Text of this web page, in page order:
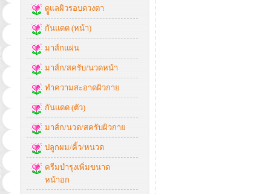
ดููแลผิวรอบดวงตา
กันแดด (หน้า)
มาส์กแผ่น
มาส์ก/สครับ/นวดหน้า
ทำความสะอาดผิวกาย
กันแดด (ตัว)
มาส์ก/นวด/สครับผิวกาย
ปลูกผม/คิ้ว/หนวด
ครีมบำรุงเพิ่มขนาด
หน้าอก